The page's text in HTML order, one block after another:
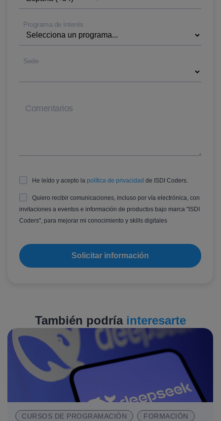
Programa de Interés
Sede
Comentarios
He leído y acepto la política de privacidad de ISDI Coders.
Quiero recibir comunicaciones, incluso por vía electrónica, con
invitaciones a eventos e información de productos bajo marca "ISDI
Coders", para mejorar mi conocimiento y skills digitales
También podría interesarte
CURSOS DE PROGRAMACIÓN FORMACIÓN